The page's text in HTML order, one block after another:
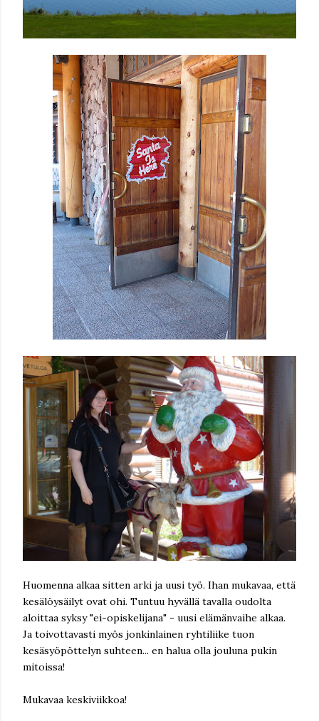
Huomenna alkaa sitten arki ja uusi työ. Ihan mukavaa, että
kesälöysäilyt ovat ohi. Tuntuu hyvällä tavalla oudolta
aloittaa syksy "ei-opiskelijana" - uusi elämänvaihe alkaa.
Ja toivottavasti myös jonkinlainen ryhtiliike tuon
kesäsyöpöttelyn suhteen... en halua olla jouluna pukin
mitoissa!
Mukavaa keskiviikkoa!